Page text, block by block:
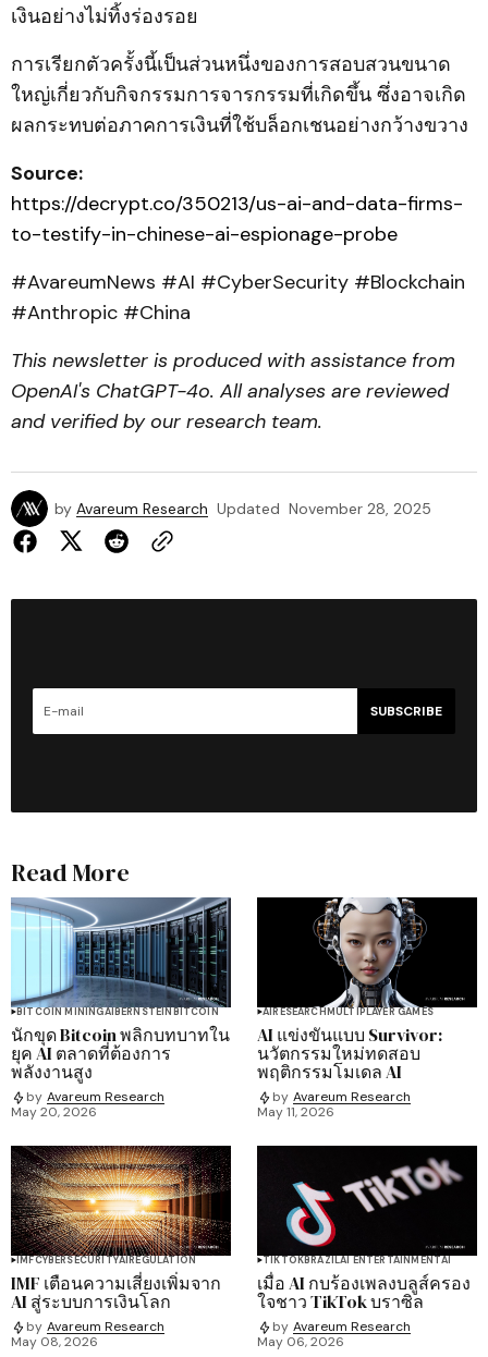
เงินอย่างไม่ทิ้งร่องรอย
การเรียกตัวครั้งนี้เป็นส่วนหนึ่งของการสอบสวนขนาด
ใหญ่เกี่ยวกับกิจกรรมการจารกรรมที่เกิดขึ้น ซึ่งอาจเกิด
ผลกระทบต่อภาคการเงินที่ใช้บล็อกเชนอย่างกว้างขวาง
Source:
https://decrypt.co/350213/us-ai-and-data-firms-
to-testify-in-chinese-ai-espionage-probe
#AvareumNews #AI #CyberSecurity #Blockchain
#Anthropic #China
This newsletter is produced with assistance from
OpenAI's ChatGPT-4o. All analyses are reviewed
and verified by our research team.
by Avareum Research Updated November 28, 2025
SUBSCRIBE
Read More
BITCOIN MININGAIBERNSTEINBITCOIN
นักขุด Bitcoin พลิกบทบาทใน
ยุค AI ตลาดที่ต้องการ
พลังงานสูง
by Avareum Research
May 20, 2026
AIRESEARCHMULTIPLAYER GAMES
AI แข่งขันแบบ Survivor:
นวัตกรรมใหม่ทดสอบ
พฤติกรรมโมเดล AI
by Avareum Research
May 11, 2026
IMFCYBERSECURITYAIREGULATION
IMF เตือนความเสี่ยงเพิ่มจาก
AI สู่ระบบการเงินโลก
by Avareum Research
May 08, 2026
TIKTOKBRAZILAI ENTERTAINMENTAI
เมื่อ AI กบร้องเพลงบลูส์ครอง
ใจชาว TikTok บราซิล
by Avareum Research
May 06, 2026